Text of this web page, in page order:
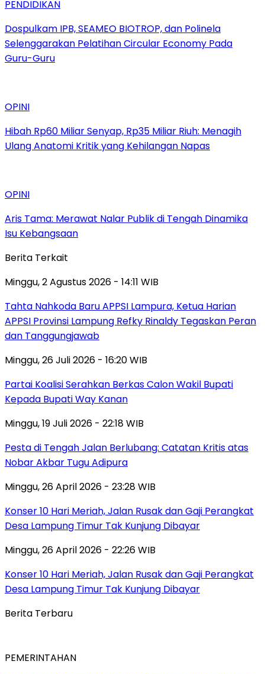
PENDIDIKAN
Dospulkam IPB, SEAMEO BIOTROP, dan Polinela
Selenggarakan Pelatihan Circular Economy Pada
Guru-Guru
OPINI
Hibah Rp60 Miliar Senyap, Rp35 Miliar Riuh: Menagih
Ulang Anatomi Kritik yang Kehilangan Napas
OPINI
Aris Tama: Merawat Nalar Publik di Tengah Dinamika
Isu Kebangsaan
Berita Terkait
Minggu, 2 Agustus 2026 - 14:11 WIB
Tahta Nahkoda Baru APPSI Lampura, Ketua Harian
APPSI Provinsi Lampung Refky Rinaldy Tegaskan Peran
dan Tanggungjawab
Minggu, 26 Juli 2026 - 16:20 WIB
Partai Koalisi Serahkan Berkas Calon Wakil Bupati
Kepada Bupati Way Kanan
Minggu, 19 Juli 2026 - 22:18 WIB
Pesta di Tengah Jalan Berlubang: Catatan Kritis atas
Nobar Akbar Tugu Adipura
Minggu, 26 April 2026 - 23:28 WIB
Konser 10 Hari Meriah, Jalan Rusak dan Gaji Perangkat
Desa Lampung Timur Tak Kunjung Dibayar
Minggu, 26 April 2026 - 22:26 WIB
Konser 10 Hari Meriah, Jalan Rusak dan Gaji Perangkat
Desa Lampung Timur Tak Kunjung Dibayar
Berita Terbaru
PEMERINTAHAN